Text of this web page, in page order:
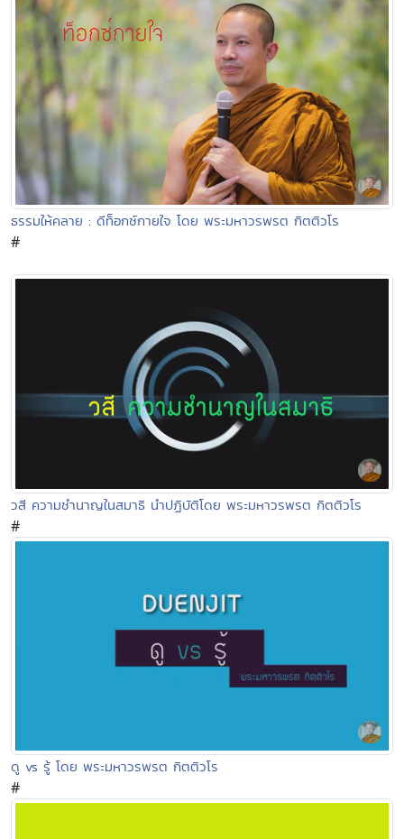
ธรรมให้คลาย : ดีท็อกซ์กายใจ โดย พระมหาวรพรต กิตติวโร
#
วสี ความชำนาญในสมาธิ นำปฏิบัติโดย พระมหาวรพรต กิตติวโร
#
ดู vs รู้ โดย พระมหาวรพรต กิตติวโร
#